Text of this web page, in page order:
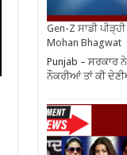
Gen-Z ਸਾਡੀ
Mohan Bhagwat
Punjab – ਸਰਕਾਰ
ਨੌਕਰੀਆਂ ਤਾਂ ਕੀ